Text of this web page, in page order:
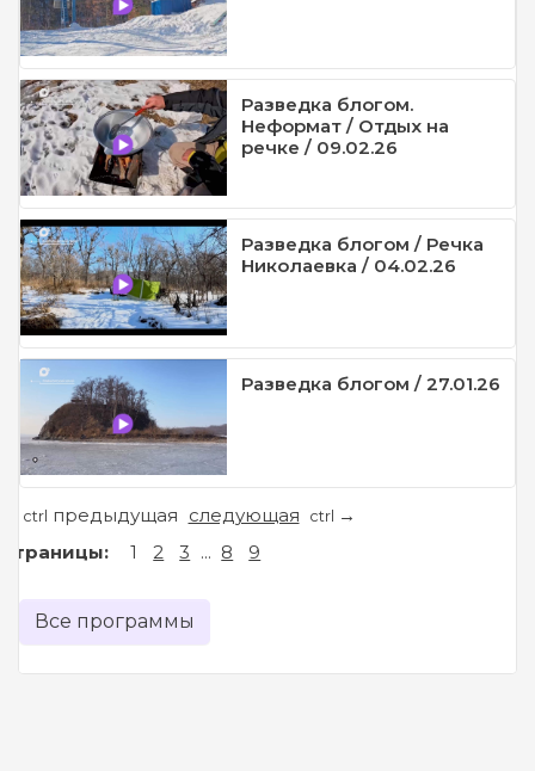
Разведка блогом.
Неформат / Отдых на
речке / 09.02.26
Разведка блогом / Речка
Николаевка / 04.02.26
Разведка блогом / 27.01.26
ctrl предыдущая следующая ctrl →
Страницы: 1 2 3 ... 8 9
Все программы